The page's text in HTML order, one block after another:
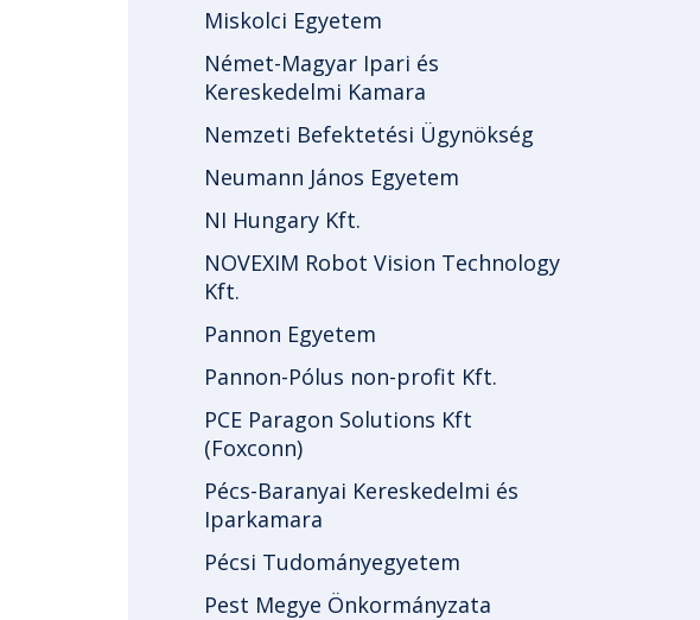
Miskolci Egyetem
Német-Magyar Ipari és
Kereskedelmi Kamara
Nemzeti Befektetési Ügynökség
Neumann János Egyetem
NI Hungary Kft.
NOVEXIM Robot Vision Technology
Kft.
Pannon Egyetem
Pannon-Pólus non-profit Kft.
PCE Paragon Solutions Kft
(Foxconn)
Pécs-Baranyai Kereskedelmi és
Iparkamara
Pécsi Tudományegyetem
Pest Megye Önkormányzata